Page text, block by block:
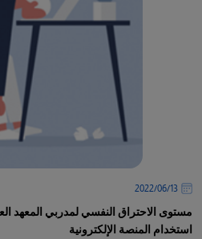
13‏/06‏/2022
مستوى الاحتراق النفسي لمدربي المعهد
استخدام المنصة الإلكترونية